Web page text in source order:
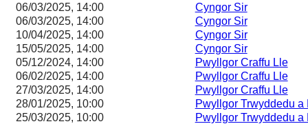
06/03/2025, 14:00 Cyngor Sir
06/03/2025, 14:00 Cyngor Sir
10/04/2025, 14:00 Cyngor Sir
15/05/2025, 14:00 Cyngor Sir
05/12/2024, 14:00 Pwyllgor Craffu Lle
06/02/2025, 14:00 Pwyllgor Craffu Lle
27/03/2025, 14:00 Pwyllgor Craffu Lle
28/01/2025, 10:00
Pwyllgor Trwyddedu a
25/03/2025, 10:00
Pwyllgor Trwyddedu a